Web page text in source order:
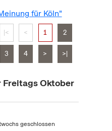
für Köln"
|< < 1 2
3 4 > >|
Freitags Oktober
geschlossen